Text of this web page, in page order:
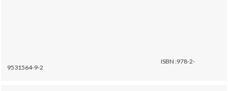
ISBN :978-2-
9531564-9-2